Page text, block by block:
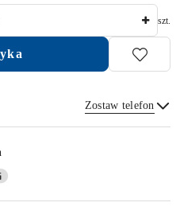
szt.
Zostaw telefon